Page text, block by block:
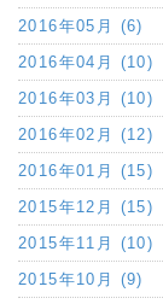
2016年05月 (6)
2016年04月 (10)
2016年03月 (10)
2016年02月 (12)
2016年01月 (15)
2015年12月 (15)
2015年11月 (10)
2015年10月 (9)